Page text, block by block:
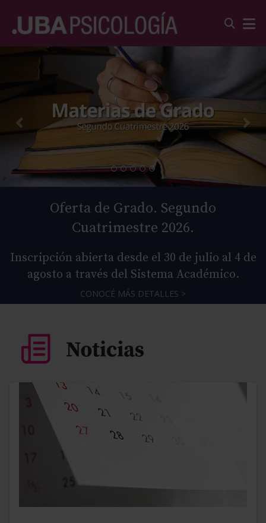
Oferta de Grado. Segundo
Cuatrimestre 2026.
Inscripción abierta desde el 30 de julio al 4 de
agosto a través del Sistema Académico.
CONOCÉ MÁS DETALLES >